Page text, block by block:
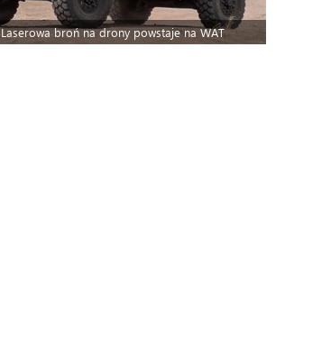
Laserowa broń na drony powstaje na WAT